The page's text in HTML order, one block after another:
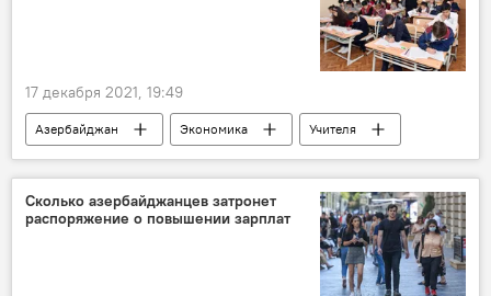
17 декабря 2021, 19:49
Азербайджан Экономика
Учителя
Повышение
Зарплата
Сколько азербайджанцев затронет
распоряжение о повышении зарплат